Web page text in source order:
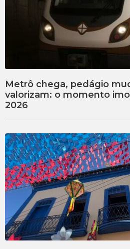
Metrô chega, pedágio
valorizam: o momento
2026